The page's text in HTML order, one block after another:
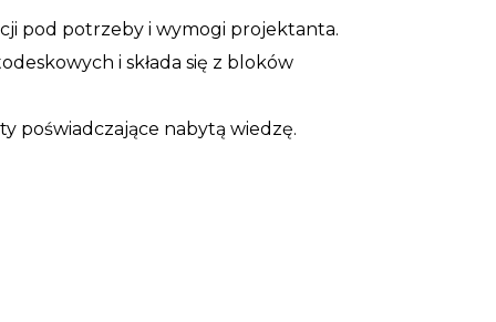
pod potrzeby i wymogi projektanta.
i składa się z bloków
poświadczające nabytą wiedzę.